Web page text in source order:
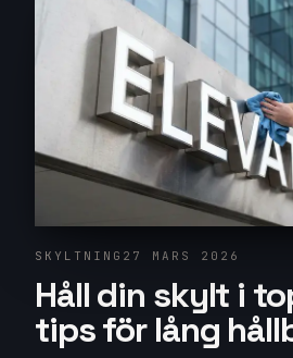
SKYLTNING 27 MARS 2026
Håll din skylt i
tips för lång